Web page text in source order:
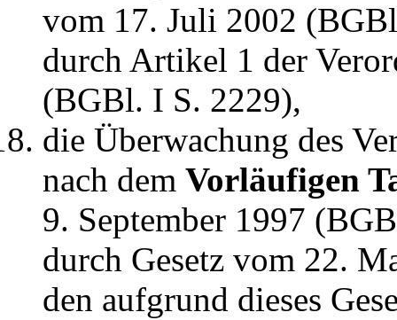
vom 17. Juli 2002
durch Artikel 1 der
(BGBl. I S. 2229),
die Überwachung des
nach dem Vorläufigen
9. September 1997
durch Gesetz vom 22.
den aufgrund dieses